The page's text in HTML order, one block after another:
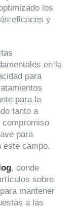
los
eficaces y
en la
para
para la
tanto a
compromiso
para
este campo.
, donde
sobre
mantener
a las